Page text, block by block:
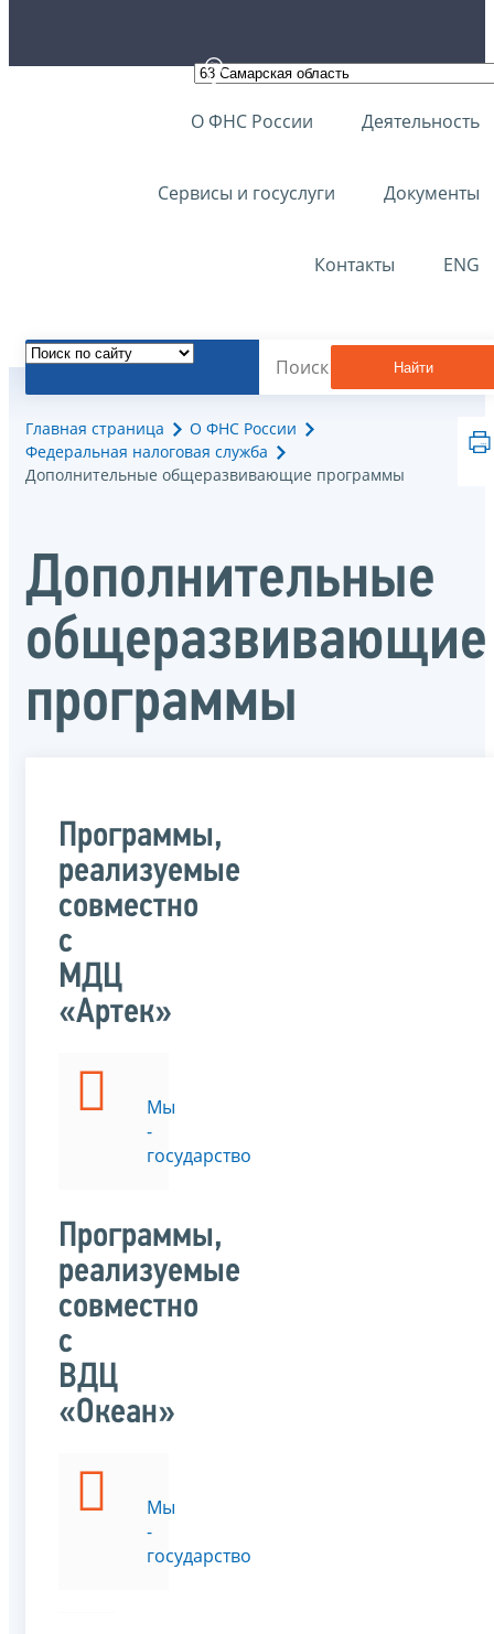
О ФНС России Деятельность
Сервисы и госуслуги Документы
Контакты ENG
Найти
Главная страница
О ФНС России
Федеральная налоговая служба
Дополнительные общеразвивающие программы
Дополнительные
общеразвивающие
программы
Программы,
реализуемые
совместно
с
МДЦ
«Артек»
Мы
-
государство
Программы,
реализуемые
совместно
с
ВДЦ
«Океан»
Мы
-
государство